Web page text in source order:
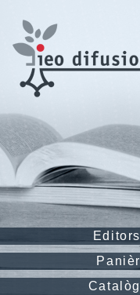
Editors
Panièr
Catalòg